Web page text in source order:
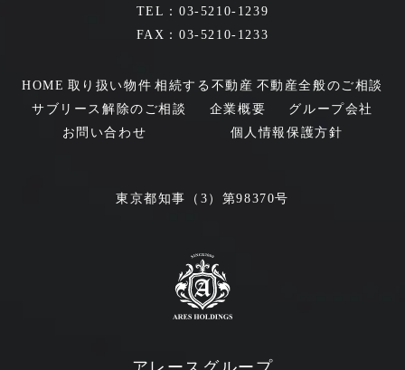
TEL：03-5210-1239
FAX：03-5210-1233
HOME 取り扱い物件 相続する不動産 不動産全般のご相談
サブリース解除のご相談
企業概要
グループ会社
お問い合わせ
個人情報保護方針
東京都知事（3）第98370号